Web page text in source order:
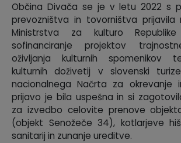
Občina Divača se je v letu 2022 s
prevozništva in tovorništva prijavila
Ministrstva za kulturo
sofinanciranje projektov
oživljanja kulturnih spomenikov
kulturnih doživetij v slovenski
nacionalnega Načrta za okrevanje
prijavo je bila uspešna in si
za izvedbo celovite prenove
(objekt Senožeče 34), kotlarjeve
sanitarij in zunanje ureditve.
Temeljni akti
Strateški dokumenti
Katalog informacij javnega značaja